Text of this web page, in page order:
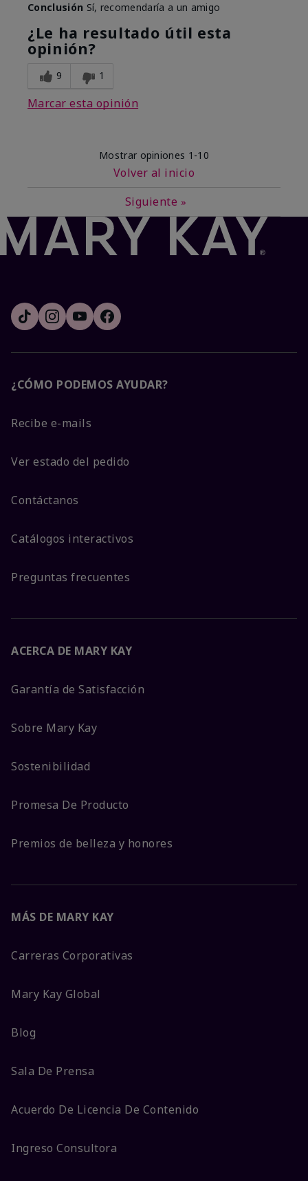
Conclusión Sí, recomendaría a un amigo
¿Le ha resultado útil esta
opinión?
9 1
Marcar esta opinión
Mostrar opiniones 1-10
Volver al inicio
Siguiente »
¿CÓMO PODEMOS AYUDAR?
Recibe e-mails
Ver estado del pedido
Contáctanos
Catálogos interactivos
Preguntas frecuentes
ACERCA DE MARY KAY
Garantía de Satisfacción
Sobre Mary Kay
Sostenibilidad
Promesa De Producto
Premios de belleza y honores
MÁS DE MARY KAY
Carreras Corporativas
Mary Kay Global
Blog
Sala De Prensa
Acuerdo De Licencia De Contenido
Ingreso Consultora